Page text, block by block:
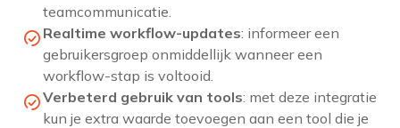
teamcommunicatie.
Realtime workflow-updates: informeer een
gebruikersgroep onmiddellijk wanneer een
workflow-stap is voltooid.
Verbeterd gebruik van tools: met deze integratie
kun je extra waarde toevoegen aan een tool die je